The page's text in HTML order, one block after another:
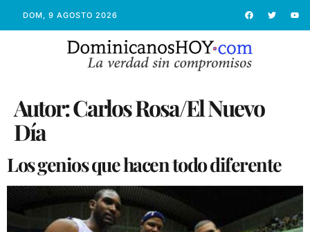
DOM, 9 AGOSTO 2026
Autor:Carlos Rosa/El Nuevo
Día
Los genios que hacen todo diferente